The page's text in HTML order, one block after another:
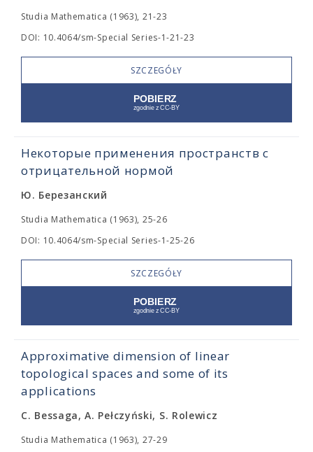
Studia Mathematica (1963), 21-23
DOI: 10.4064/sm-Special Series-1-21-23
SZCZEGÓŁY
Некоторые применения пространств с
отрицательной нормой
Ю. Березанский
Studia Mathematica (1963), 25-26
DOI: 10.4064/sm-Special Series-1-25-26
SZCZEGÓŁY
Approximative dimension of linear
topological spaces and some of its
applications
C. Bessaga, A. Pełczyński, S. Rolewicz
Studia Mathematica (1963), 27-29